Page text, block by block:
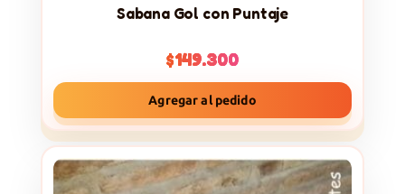
Sabana Gol con Puntaje
$149.300
Agregar al pedido